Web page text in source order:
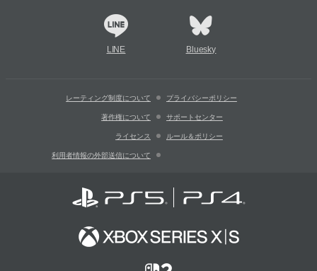
LINE Bluesky
レーティング制度について プライバシーポリシー
著作権について サポートセンター
ライセンス ルール＆ポリシー
利用者情報の外部送信について